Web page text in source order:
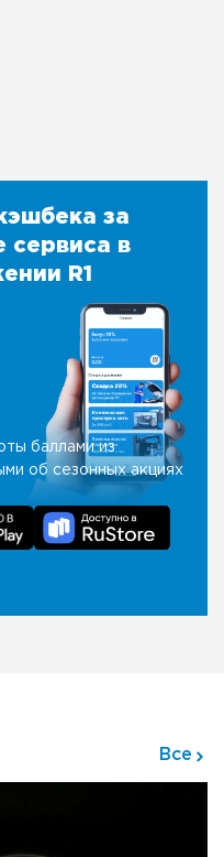
сервиса в
R1
баллами из
об сезонных акциях
Все